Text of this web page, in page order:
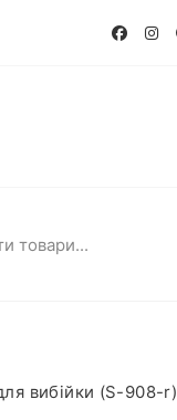
вибійки (S-908-r)